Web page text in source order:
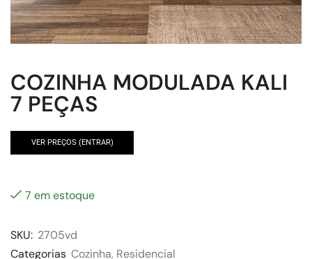
COZINHA MODULADA KALI
7 PEÇAS
VER PREÇOS (ENTRAR)
7 em estoque
SKU: 2705vd
Categorias Cozinha, Residencial